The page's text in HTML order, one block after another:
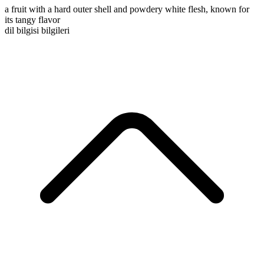
a fruit with a hard outer shell and powdery white flesh, known for
its tangy flavor
dil bilgisi bilgileri